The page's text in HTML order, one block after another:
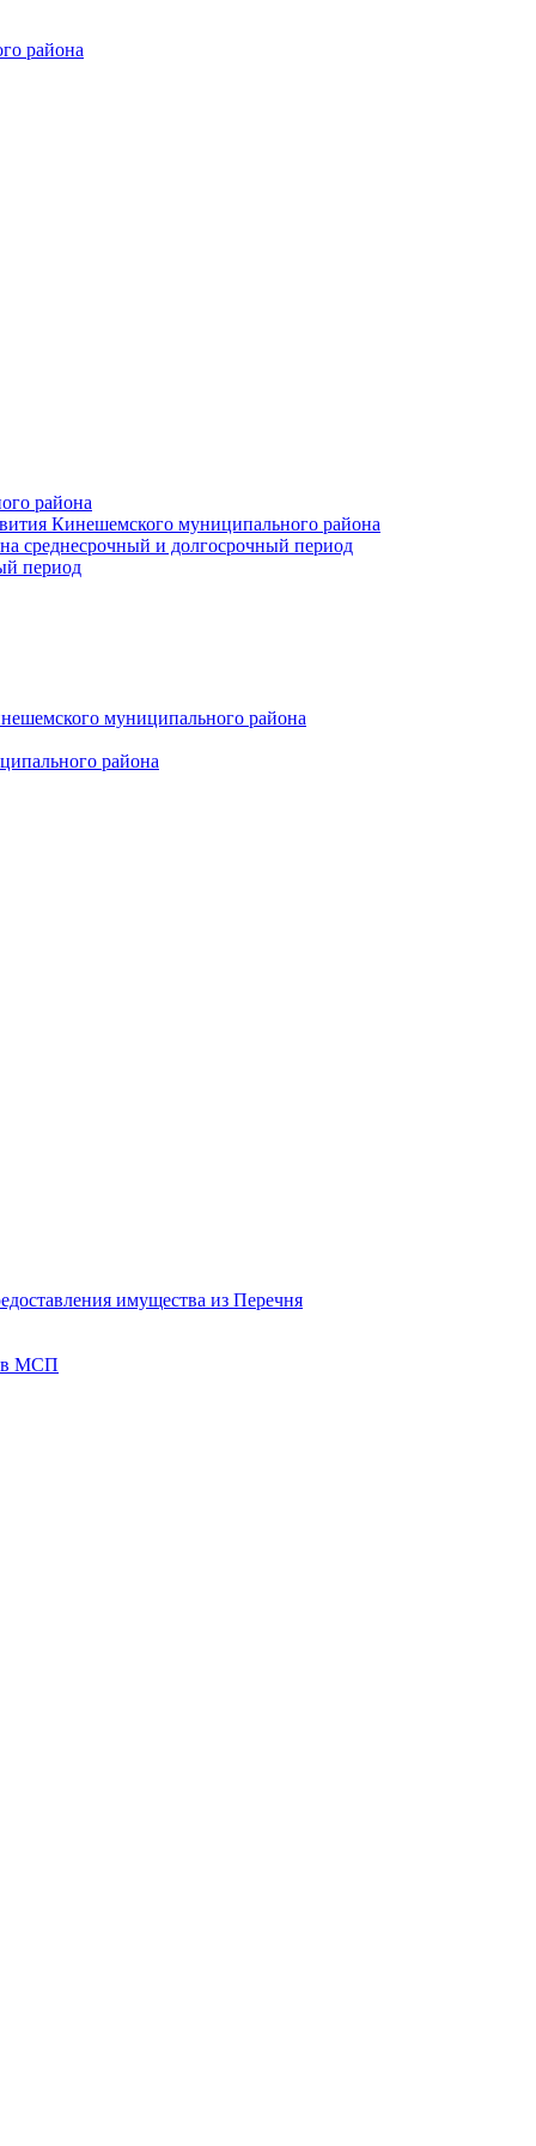
района
района
Кинешемского муниципального района
среднесрочный и долгосрочный период
период
муниципального района
района
имущества из Перечня
МСП